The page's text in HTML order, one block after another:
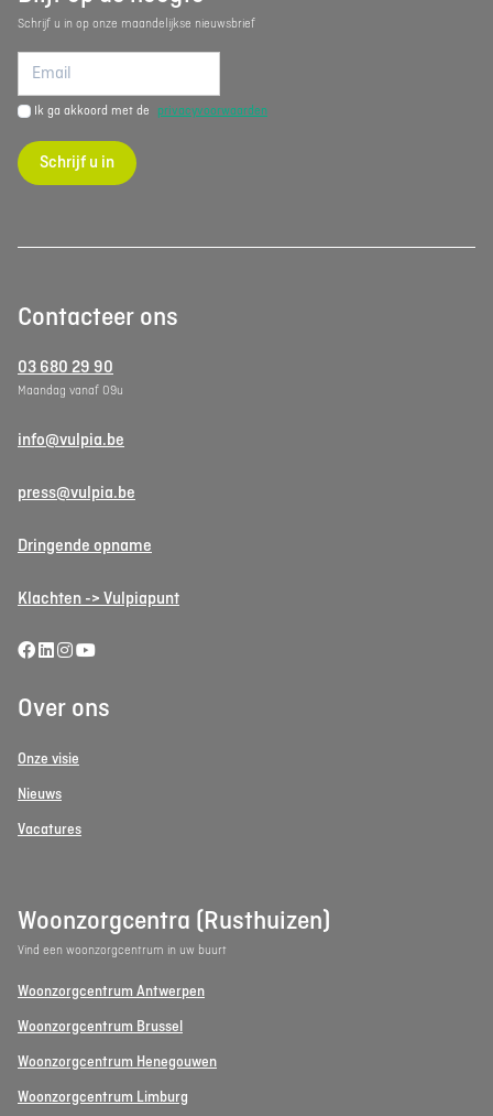
Schrijf u in op onze maandelijkse nieuwsbrief
Ik ga akkoord met de privacyvoorwaarden
Schrijf u in
Contacteer ons
03 680 29 90
Maandag vanaf 09u
info@vulpia.be
press@vulpia.be
Dringende opname
Klachten -> Vulpiapunt
Over ons
Onze visie
Nieuws
Vacatures
Woonzorgcentra (Rusthuizen)
Vind een woonzorgcentrum in uw buurt
Woonzorgcentrum Antwerpen
Woonzorgcentrum Brussel
Woonzorgcentrum Henegouwen
Woonzorgcentrum Limburg